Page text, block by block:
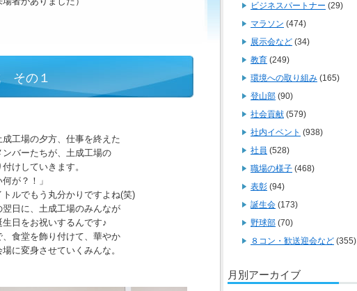
その１
成工場の夕方、仕事を終えた
ンバーたちが、土成工場の
けしていきます。
何が？！」
トルでもう丸分かりですよね(笑)
翌日に、土成工場のみんなが
生日をお祝いするんです♪
、食堂を飾り付けて、華やか
に変身させていくみんな。
ビジネスパートナー (29)
マラソン (474)
展示会など (34)
教育 (249)
環境への取り組み (165)
登山部 (90)
社会貢献 (579)
社内イベント (938)
社員 (528)
職場の様子 (468)
表彰 (94)
誕生会 (173)
野球部 (70)
８コン・歓送迎会など (355)
月別アーカイブ